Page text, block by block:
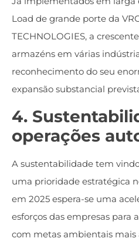
Load de grande porte da
TECHNOLOGIES, a
armazéns em várias
reconhecimento do seu
expansão substancial
4.
operações
A sustentabilidade tem
uma prioridade estratégica
em 2025 espera-se uma
esforços das empresas para
com metas ambientais mais